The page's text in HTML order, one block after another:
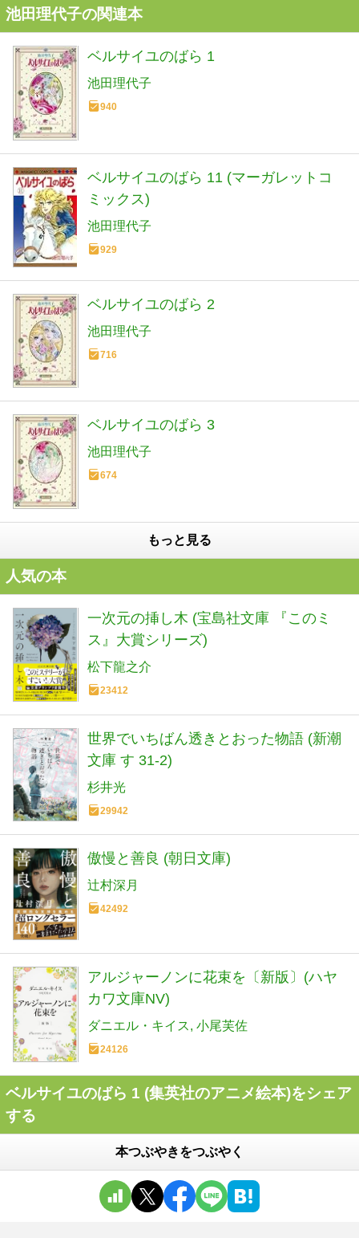
池田理代子の関連本
ベルサイユのばら 1
池田理代子
940
ベルサイユのばら 11 (マーガレットコ
ミックス)
池田理代子
929
ベルサイユのばら 2
池田理代子
716
ベルサイユのばら 3
池田理代子
674
もっと見る
人気の本
一次元の挿し木 (宝島社文庫 『このミ
ス』大賞シリーズ)
松下龍之介
23412
世界でいちばん透きとおった物語 (新潮
文庫 す 31-2)
杉井光
29942
傲慢と善良 (朝日文庫)
辻村深月
42492
アルジャーノンに花束を〔新版〕(ハヤ
カワ文庫NV)
ダニエル・キイス 小尾芙佐
24126
ベルサイユのばら 1 (集英社のアニメ絵本)をシェア
する
本つぶやきをつぶやく